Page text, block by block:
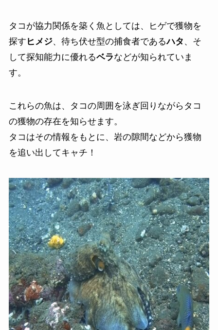
タコが協力関係を築く魚としては、ヒゲで獲物を
探す ヒメジ、待ち伏せ型の捕食者であるハタ 、そ
して探知能力に優れるベラなどが知られていま
す。
これらの魚は、タコの周囲を泳ぎ回りながらタコ
の獲物の存在を知らせます。
タコはその情報をもとに、岩の隙間などから獲物
を追い出してキャチ！